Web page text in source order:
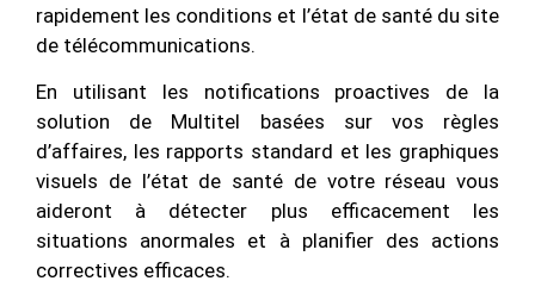
rapidement les conditions et l’état de santé du site
de télécommunications.
En utilisant les notifications proactives de la
solution de Multitel basées sur vos règles
d’affaires, les rapports standard et les graphiques
visuels de l’état de santé de votre réseau vous
aideront à détecter plus efficacement les
situations anormales et à planifier des actions
correctives efficaces.